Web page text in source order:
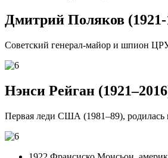
Дмитрий Поляков (1921-
Советский генерал-майор и шпион
Нэнси Рейган
Первая леди США (1981–89),